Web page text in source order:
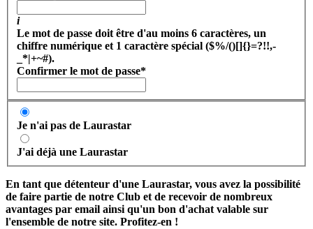
i
Le mot de passe doit être d'au moins 6 caractères, un
chiffre numérique et 1 caractère spécial ($%/()[]{}=?!!,-
_*|+~#).
Confirmer le mot de passe*
Je n'ai pas de Laurastar
J'ai déjà une Laurastar
En tant que détenteur d'une Laurastar, vous avez la possibilité
de faire partie de notre Club et de recevoir de nombreux
avantages par email ainsi qu'un bon d'achat valable sur
l'ensemble de notre site. Profitez-en !